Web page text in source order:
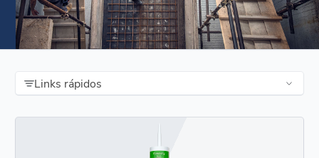
Links rápidos